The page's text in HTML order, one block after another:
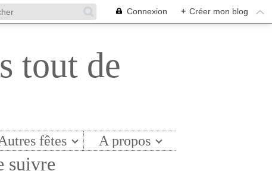
Connexion + Créer mon blog
tout de
fêtes A propos
suivre